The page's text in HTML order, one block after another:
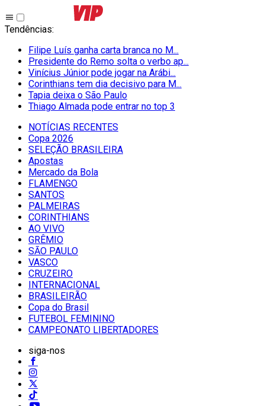
Tendências:
Filipe Luís ganha carta branca no M...
Presidente do Remo solta o verbo ap...
Vinícius Júnior pode jogar na Arábi...
Corinthians tem dia decisivo para M...
Tapia deixa o São Paulo
Thiago Almada pode entrar no top 3
NOTÍCIAS RECENTES
Copa 2026
SELEÇÃO BRASILEIRA
Apostas
Mercado da Bola
FLAMENGO
SANTOS
PALMEIRAS
CORINTHIANS
AO VIVO
GRÊMIO
SĀO PAULO
VASCO
CRUZEIRO
INTERNACIONAL
BRASILEIRÃO
Copa do Brasil
FUTEBOL FEMININO
CAMPEONATO LIBERTADORES
siga-nos